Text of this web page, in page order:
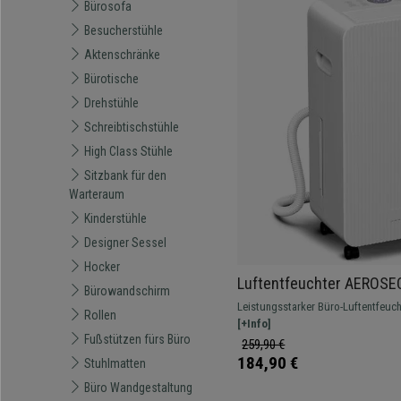
Bürosofa
Besucherstühle
Aktenschränke
Bürotische
Drehstühle
Schreibtischstühle
High Class Stühle
Sitzbank für den
Warteraum
Kinderstühle
Designer Sessel
Hocker
Bürowandschirm
Rollen
Fußstützen fürs Büro
Stuhlmatten
Büro Wandgestaltung
Luftentfeuchter
Design, 2,1L Tank, 2
3 Modi, Farbe Weiß
Leistungsstarker Büro-
m² perfekt trocken hält und die
reduziert.
[+Info]
259,90 €
184,90 €